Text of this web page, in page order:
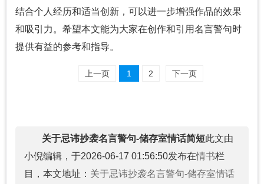
结合个人经历和适当创新，可以进一步增强作品的效果
和吸引力。希望本文能为大家在创作和引用名言警句时
提供有益的参考和指导。
上一页 1 2 下一页
关于忌讳抄袭名言警句-储存室情话简短此文由
小倪编辑，于2026-06-17 01:56:50发布在情书栏
目，本文地址： 关于忌讳抄袭名言警句-储存室情话